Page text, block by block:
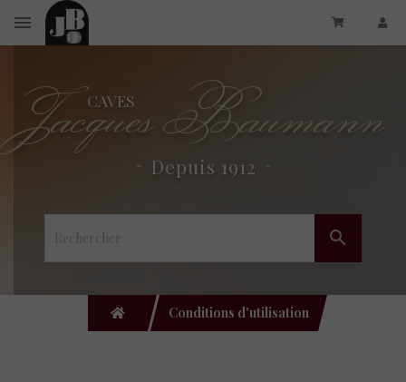
CAVES
Jacques Baumann
Depuis 1912

Conditions d'utilisation